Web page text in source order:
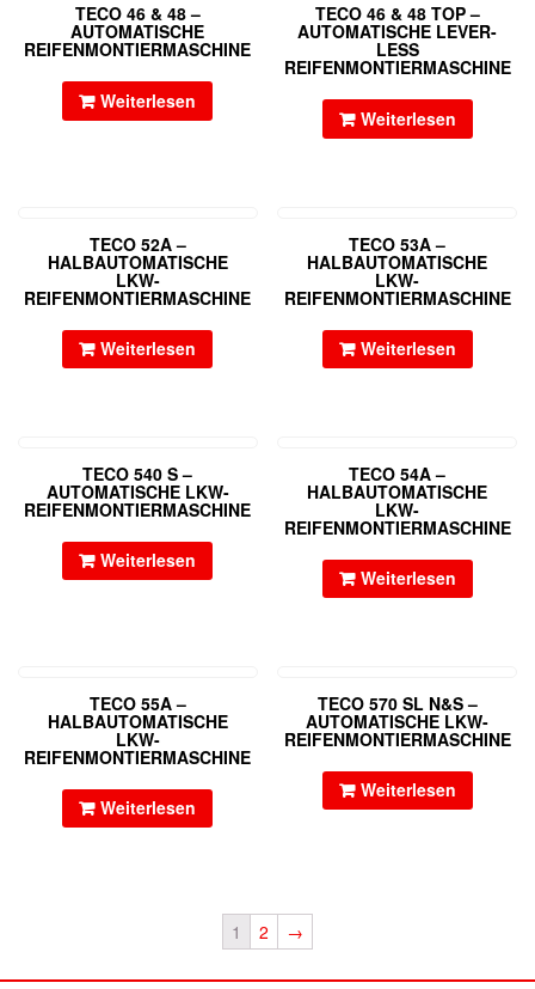
TECO 46 & 48 –
AUTOMATISCHE
REIFENMONTIERMASCHINE
Weiterlesen
TECO 46 & 48 TOP –
AUTOMATISCHE LEVER-
LESS
REIFENMONTIERMASCHINE
Weiterlesen
TECO 52A –
HALBAUTOMATISCHE
LKW-
REIFENMONTIERMASCHINE
Weiterlesen
TECO 53A –
HALBAUTOMATISCHE
LKW-
REIFENMONTIERMASCHINE
Weiterlesen
TECO 540 S –
AUTOMATISCHE LKW-
REIFENMONTIERMASCHINE
Weiterlesen
TECO 54A –
HALBAUTOMATISCHE
LKW-
REIFENMONTIERMASCHINE
Weiterlesen
TECO 55A –
HALBAUTOMATISCHE
LKW-
REIFENMONTIERMASCHINE
Weiterlesen
TECO 570 SL N&S –
AUTOMATISCHE LKW-
REIFENMONTIERMASCHINE
Weiterlesen
1 2 →